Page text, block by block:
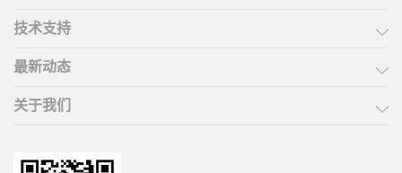
技术支持
最新动态
关于我们